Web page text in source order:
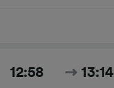
12:58 13:14